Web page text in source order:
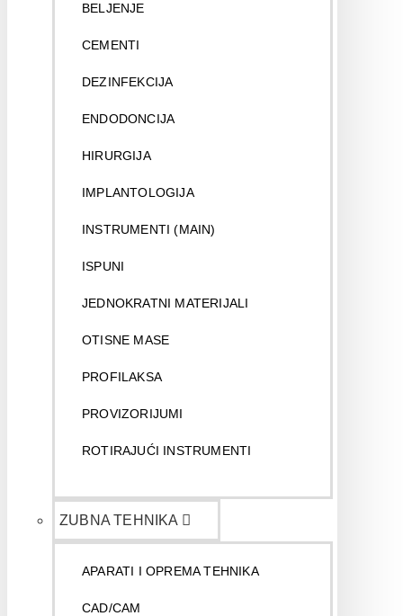
BELJENJE
CEMENTI
DEZINFEKCIJA
ENDODONCIJA
HIRURGIJA
IMPLANTOLOGIJA
INSTRUMENTI (MAIN)
ISPUNI
JEDNOKRATNI MATERIJALI
OTISNE MASE
PROFILAKSA
PROVIZORIJUMI
ROTIRAJUĆI INSTRUMENTI
ZUBNA TEHNIKA
APARATI I OPREMA TEHNIKA
CAD/CAM